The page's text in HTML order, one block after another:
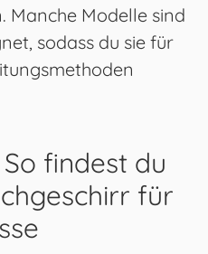
Manche Modelle sind
sodass du sie für
findest du
für